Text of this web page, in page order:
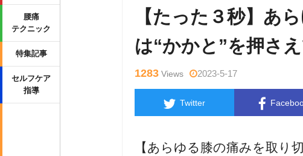
腰痛
テクニック
特集記事
セルフケア
指導
【たった３秒】あ
は“かかと”を押さ
1283 Views 2023-5-17
Twitter
【あらゆる膝の痛みを取り